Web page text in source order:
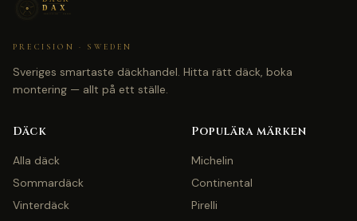
PRECISION · SWEDEN
Sveriges smartaste däckhandel. Hitta rätt däck, boka
montering — allt på ett ställe.
Däck
Alla däck
Sommardäck
Vinterdäck
Populära märken
Michelin
Continental
Pirelli